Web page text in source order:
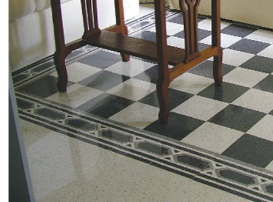
Pavimenti in graniglia
Pavimenti e decorazioni in graniglia